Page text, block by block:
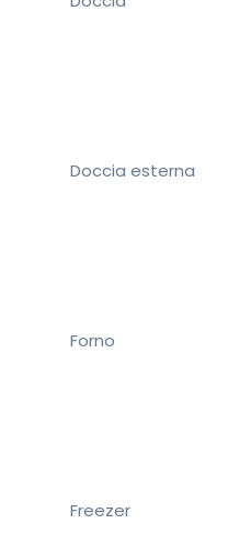
Doccia esterna
Forno
Freezer